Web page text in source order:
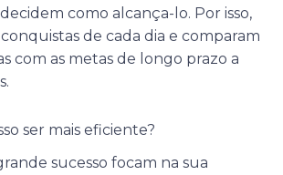
como alcança-lo. Por isso,
conquistas de cada dia e comparam
com as metas de longo prazo a
ser mais eficiente?
sucesso focam na sua